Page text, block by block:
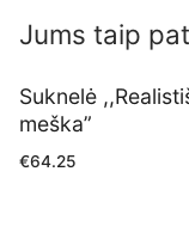
Jums taip
Suknelė
meška”
€64.25